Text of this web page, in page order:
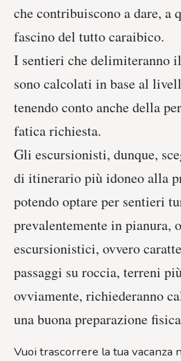
che contribuiscono a dare, a
fascino del tutto caraibico.
I sentieri che delimiteranno
sono calcolati in base al
tenendo conto anche della
fatica richiesta.
Gli escursionisti, dunque,
di itinerario più idoneo alla
potendo optare per sentieri
prevalentemente in pianura,
escursionistici, ovvero
passaggi su roccia, terreni
ovviamente, richiederanno
una buona preparazione
Vuoi trascorrere la tua vacanza